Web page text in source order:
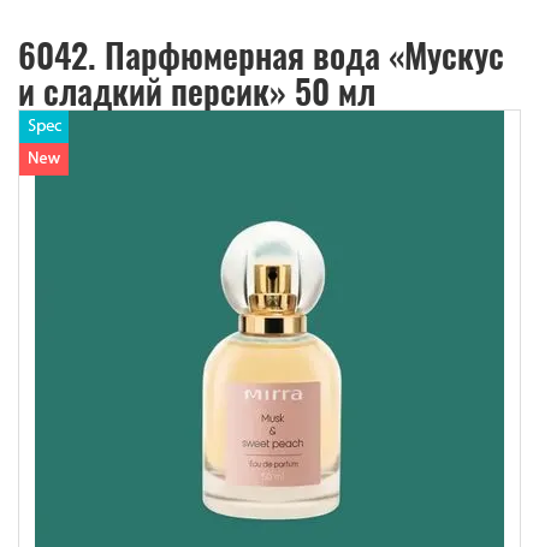
6042. Парфюмерная вода «Мускус
и сладкий персик» 50 мл